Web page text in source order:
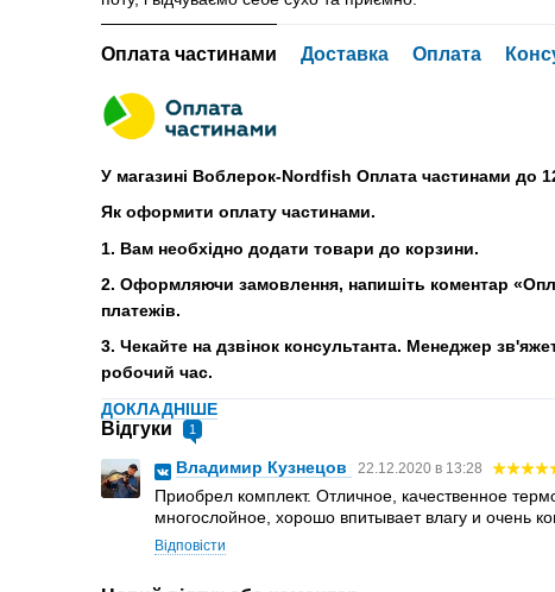
Оплата частинами Доставка Оплата
У магазині Воблерок-Nordfish Оплата частинами до
Як оформити оплату частинами.
1. Вам необхідно додати товари до корзини.
2. Оформляючи замовлення, напишіть коментар
платежів.
3. Чекайте на дзвінок консультанта. Менеджер
робочий час.
ДОКЛАДНІШЕ
Відгуки 1
Владимир Кузнецов 22.12.2020 в 13:28
Приобрел комплект. Отличное, качественное
многослойное, хорошо впитывает влагу и очень
Відповісти